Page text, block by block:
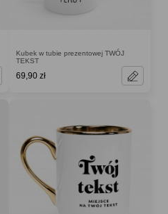
Kubek w tubie prezentowej TWÓJ
TEKST
69,90 zł